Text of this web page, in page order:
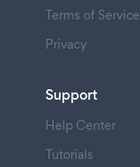
Terms of Service
Privacy
Support
Help Center
Tutorials